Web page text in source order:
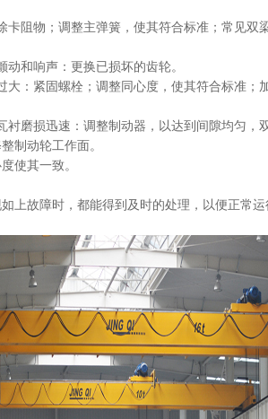
卡阻物；调整主弹簧，使其符合标准；常见双
动和响声：更换已损坏的齿轮。
大：紧固螺栓；调整同心度，使其符合标准；
衬磨损迅速：调整制动器，以达到间隙均匀，
制动轮工作面。
使其一致。
故障时，都能得到及时的处理，以便正常运